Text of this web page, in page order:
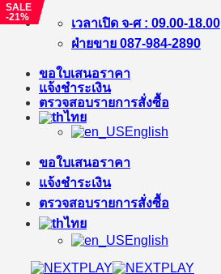
ข้าม
เนื้อหา
เวลาเปิด จ-ศ : 09.00-18.00
ฝ่ายขาย 087-984-2890
ขอใบเสนอราคา
แจ้งชำระเงิน
ตรวจสอบรายการสั่งซื้อ
ไทย
English
ขอใบเสนอราคา
แจ้งชำระเงิน
ตรวจสอบรายการสั่งซื้อ
ไทย
English
SALE
-15%
SALE
-14%
SALE
-21%